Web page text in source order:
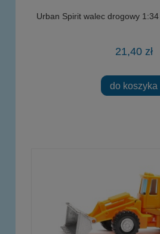
Urban Spirit walec drogowy
21,40 zł
do koszyka